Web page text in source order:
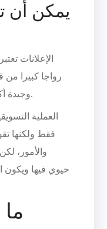
يمكن أن
الإعلانات
رواجا كبيرا من
وجيدة أكثر من الطرق التسويقية الأخرى.
العملية
فقط ولكنها
والأمور، لكن
حيوي فيها